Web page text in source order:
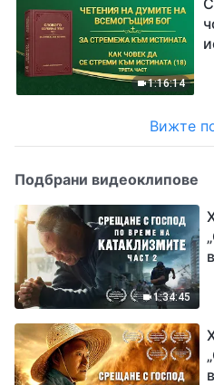
1:16:14
Вижте
Подбрани видеоклипове
1:34:45